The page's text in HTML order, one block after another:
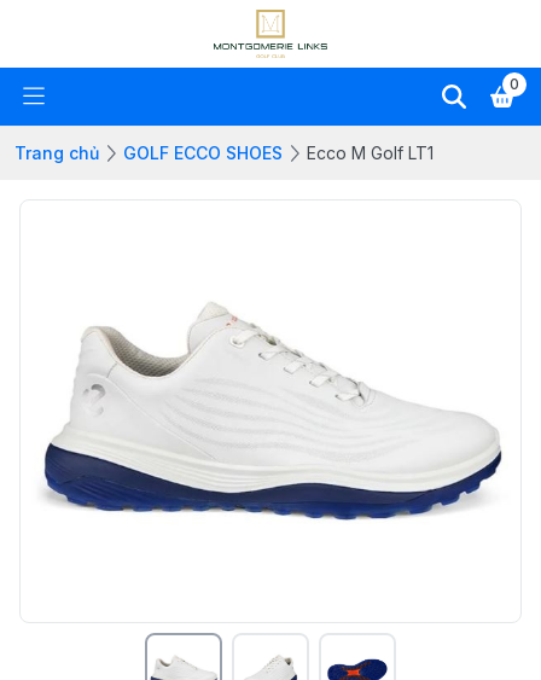
0
Trang chủ GOLF ECCO SHOES Ecco M Golf LT1